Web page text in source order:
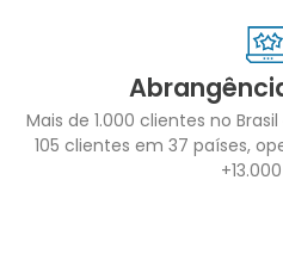
Mais de 1.000 clientes no
105 clientes em 37 países,